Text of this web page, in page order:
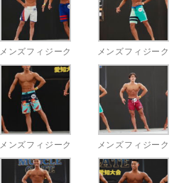
メンズフィジーク メンズフィジーク
メンズフィジーク メンズフィジーク